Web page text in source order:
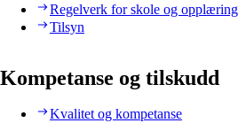
Regelverk for skole og opplæring
Tilsyn
Kompetanse og tilskudd
Kvalitet og kompetanse